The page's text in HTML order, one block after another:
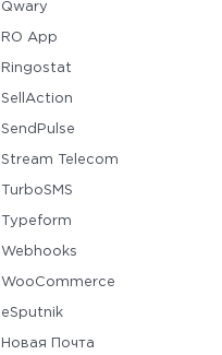
Qwary
RO App
Ringostat
SellAction
SendPulse
Stream Telecom
TurboSMS
Typeform
Webhooks
WooCommerce
eSputnik
Новая Почта